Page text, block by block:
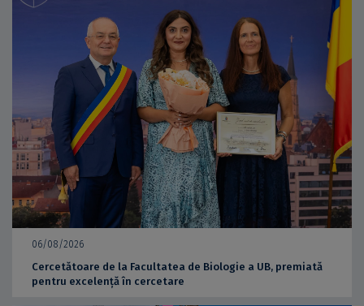
06/08/2026
Cercetătoare de la Facultatea de Biologie a UB, premiată
pentru excelență în cercetare